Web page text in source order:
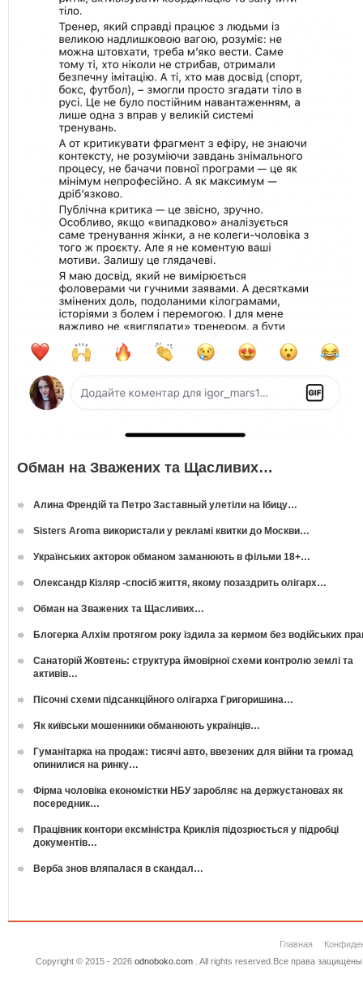
Обман на Зважених та Щасливих…
Алина Френдій та Петро Заставный улетіли на Ібицу…
Sisters Aroma використали у рекламі квитки до Москви…
Українських акторок обманом заманюють в фільми 18+…
Олександр Кізляр -спосіб життя, якому позаздрить олігарх…
Обман на Зважених та Щасливих…
Блогерка Алхім протягом року їздила за кермом без водійських
Санаторій Жовтень: структура ймовірної схеми контролю землі та
активів…
Пісочні схеми підсанкційного олігарха Григоришина…
Як київськи мошенники обманюють українців…
Гуманітарка на продаж: тисячі авто, ввезених для війни та громад
опинилися на ринку…
Фірма чоловіка економістки НБУ заробляє на держустановах як
посередник…
Працівник контори ексміністра Криклія підозрюється у підробці
документів…
Верба знов вляпалася в скандал…
Главная
Copyright © 2015 - 2026 odnoboko.com. All rights reserved.Все права защищены.